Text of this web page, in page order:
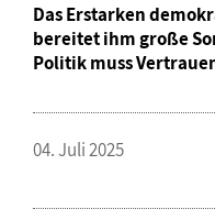
Das Erstarken
bereitet ihm große
Politik muss
04. Juli 2025